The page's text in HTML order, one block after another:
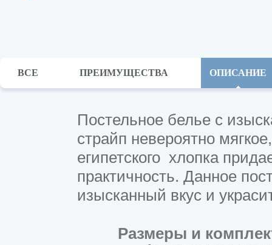
ВСЕ ПРЕИМУЩЕСТВА ОПИСАНИЕ
Постельное белье с
страйп невероятно
египетского хлопка
практичность. Данное
изысканный вкус и
Размеры и